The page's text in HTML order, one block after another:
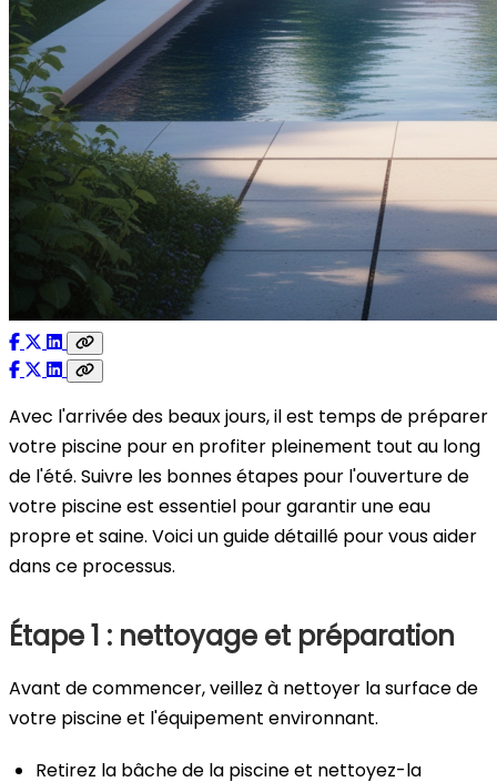
Avec l'arrivée des beaux jours, il est temps de préparer
votre piscine pour en profiter pleinement tout au long
de l'été. Suivre les bonnes étapes pour l'ouverture de
votre piscine est essentiel pour garantir une eau
propre et saine. Voici un guide détaillé pour vous aider
dans ce processus.
Étape 1 : nettoyage et préparation
Avant de commencer, veillez à nettoyer la surface de
votre piscine et l'équipement environnant.
Retirez la bâche de la piscine et nettoyez-la